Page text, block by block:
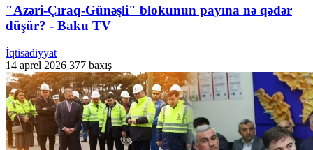
"Azəri-Çıraq-Günəşli" blokunun payına nə qədər
düşür? - Baku TV
İqtisadiyyat
14 aprel 2026 377 baxış